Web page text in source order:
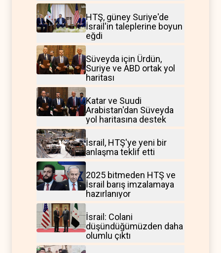
HTŞ, güney Suriye'de
İsrail'in taleplerine boyun
eğdi
Süveyda için Ürdün,
Suriye ve ABD ortak yol
haritası
Katar ve Suudi
Arabistan'dan Süveyda
yol haritasına destek
İsrail, HTŞ'ye yeni bir
anlaşma teklif etti
2025 bitmeden HTŞ ve
İsrail barış imzalamaya
hazırlanıyor
İsrail: Colani
düşündüğümüzden daha
olumlu çıktı